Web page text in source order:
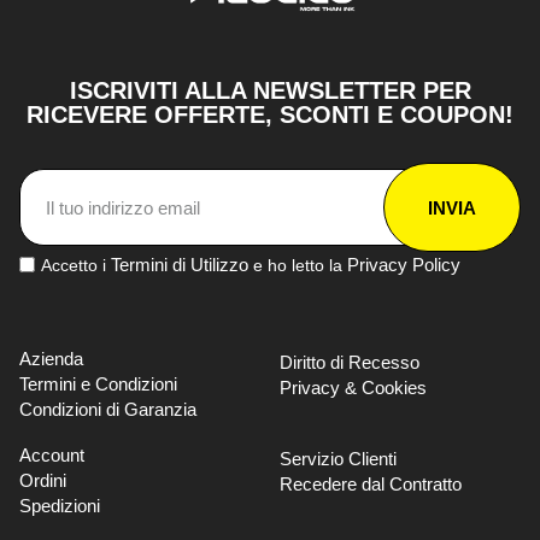
ISCRIVITI ALLA NEWSLETTER PER
RICEVERE OFFERTE, SCONTI E COUPON!
INVIA
Accetto i Termini di Utilizzo e ho letto la Privacy Policy
Azienda
Termini e Condizioni
Condizioni di Garanzia
Diritto di Recesso
Privacy & Cookies
Account
Ordini
Spedizioni
Servizio Clienti
Recedere dal Contratto